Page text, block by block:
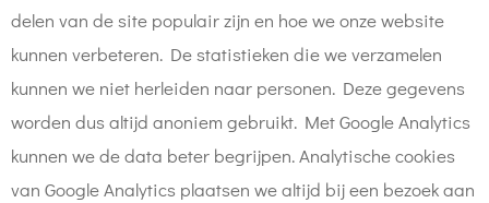
delen van de site populair zijn en hoe we onze website
kunnen verbeteren. De statistieken die we verzamelen
kunnen we niet herleiden naar personen. Deze gegevens
worden dus altijd anoniem gebruikt. Met Google Analytics
kunnen we de data beter begrijpen. Analytische cookies
van Google Analytics plaatsen we altijd bij een bezoek aan